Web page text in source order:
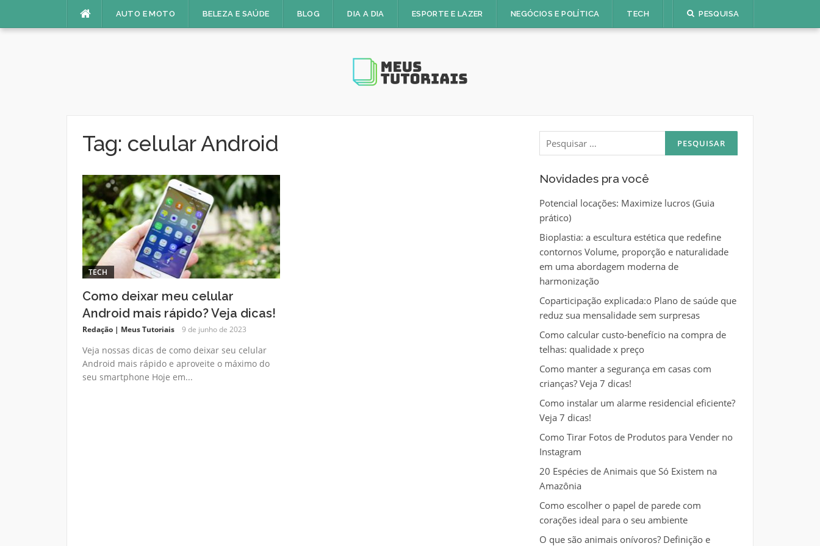
AUTO E MOTO BELEZA E SAÚDE BLOG DIA A DIA ESPORTE E LAZER NEGÓCIOS E POLÍTICA TECH PESQUISA
Tag: celular Android
TECH
Como deixar meu celular
Android mais rápido? Veja dicas!
Redação | Meus Tutoriais 9 de junho de 2023
Veja nossas dicas de como deixar seu celular
Android mais rápido e aproveite o máximo do
seu smartphone Hoje em...
Pesquisar
por:
Novidades pra você
Potencial locações: Maximize lucros (Guia
prático)
Bioplastia: a escultura estética que redefine
contornos Volume, proporção e naturalidade
em uma abordagem moderna de
harmonização
Coparticipação explicada:o Plano de saúde que
reduz sua mensalidade sem surpresas
Como calcular custo-benefício na compra de
telhas: qualidade x preço
Como manter a segurança em casas com
crianças? Veja 7 dicas!
Como instalar um alarme residencial eficiente?
Veja 7 dicas!
Como Tirar Fotos de Produtos para Vender no
Instagram
20 Espécies de Animais que Só Existem na
Amazônia
Como escolher o papel de parede com
corações ideal para o seu ambiente
O que são animais onívoros? Definição e